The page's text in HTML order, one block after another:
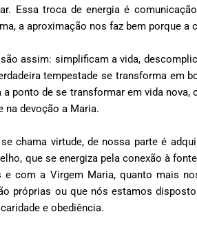
Essa troca de energia é
a aproximação nos faz bem porque a
assim: simplificam a vida,
tempestade se transforma em
a ponto de se transformar em vida
na devoção a Maria.
se chama virtude, de nossa parte é
que se energiza pela conexão à
e com a Virgem Maria, quanto mais
próprias ou que nós estamos
e obediência.